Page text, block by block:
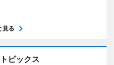
見る
ピックス